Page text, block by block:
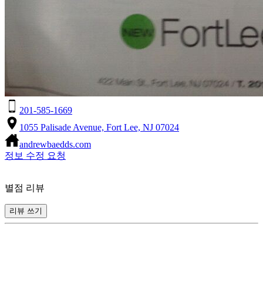
201-585-1669
1055 Palisade Avenue, Fort Lee, NJ 07024
andrewbaedds.com
정보 수정 요청
별점 리뷰
리뷰 쓰기